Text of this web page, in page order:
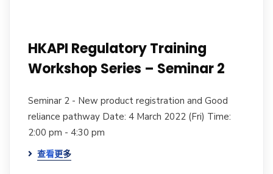
HKAPI Regulatory Training
Workshop Series – Seminar 2
Seminar 2 - New product registration and Good
reliance pathway Date: 4 March 2022 (Fri) Time:
2:00 pm - 4:30 pm
查看更多